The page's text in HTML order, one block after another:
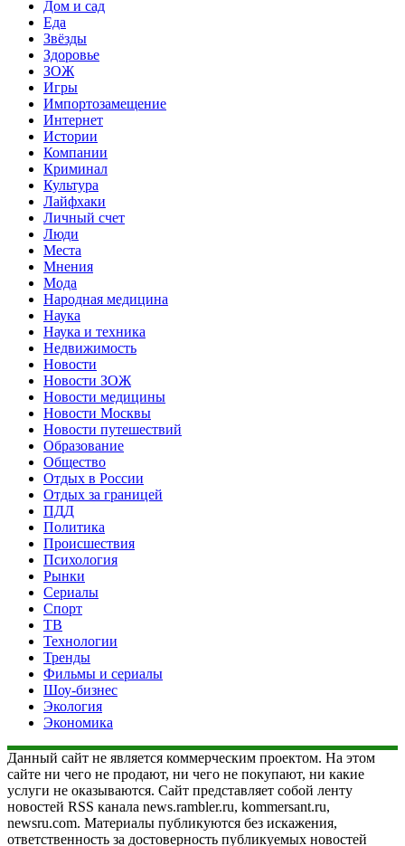
Дом и сад
Еда
Звёзды
Здоровье
ЗОЖ
Игры
Импортозамещение
Интернет
Истории
Компании
Криминал
Культура
Лайфхаки
Личный счет
Люди
Места
Мнения
Мода
Народная медицина
Наука
Наука и техника
Недвижимость
Новости
Новости ЗОЖ
Новости медицины
Новости Москвы
Новости путешествий
Образование
Общество
Отдых в России
Отдых за границей
ПДД
Политика
Происшествия
Психология
Рынки
Сериалы
Спорт
ТВ
Технологии
Тренды
Фильмы и сериалы
Шоу-бизнес
Экология
Экономика
Данный сайт не является коммерческим проектом. На этом
сайте ни чего не продают, ни чего не покупают, ни какие
услуги не оказываются. Сайт представляет собой ленту
новостей RSS канала news.rambler.ru, kommersant.ru,
newsru.com. Материалы публикуются без искажения,
ответственность за достоверность публикуемых новостей